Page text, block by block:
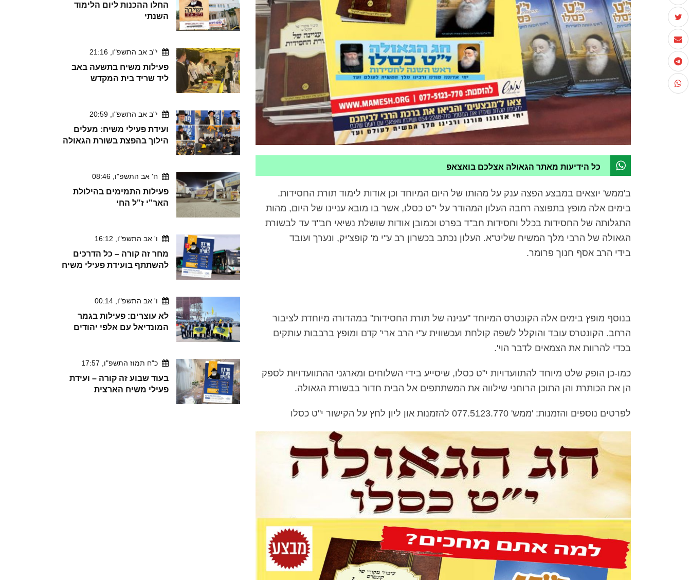
כל הידיעות מאתר הגאולה אצלכם בואצאפ
ב'ממש' יוצאים במבצע הפצה ענק על מהותו של היום המיוחד וכן אודות לימוד תורת החסידות.
בימים אלה מופץ בתפוצה רחבה העלון המהודר על י"ט כסלו, אשר בו מובא עניינו של היום, מהות
התגלותה של החסידות בכלל וחסידות חב"ד בפרט וכמובן אודות שושלת נשיאי חב"ד עד לבשורת
הגאולה של הרבי מלך המשיח שליט"א. העלון נכתב בכשרון רב ע"י מ' קופצ'יק, ונערך ועובד
בידי הרב אסף חנוך פרומר.
בנוסף מופץ בימים אלה הקונטרס המיוחד "ענינה של תורת החסידות" במהדורה מיוחדת לציבור
הרחב. הקונטרס עובד והוקלל לשפה קולחת ועכשווית ע"י הרב ארי' קדם ומופץ ברבבות עותקים
בכדי להרוות את הצמאים לדבר הוי'.
כמו-כן הופק שלט מיוחד להתוועדויות י"ט כסלו, שיסייע בידי השלוחים ומארגני ההתוועדויות לספק
הן את הכותרת והן התוכן הרוחני שילווה את המשתתפים אל הבית חדור בבשורת הגאולה.
לפרטים נוספים והזמנות: 'ממש' 077.5123.770 להזמנות און ליון לחץ על הקישור י''ט כסלו
החלו ההכנות ליום הלימוד
השנתי
י"ב אב התשפ"ו, 21:16
פעילות משיח בתשעה באב
ליד שריד בית המקדש
י"ב אב התשפ"ו, 20:59
ועידת פעילי משיח: מעלים
הילוך בהפצת בשורת הגאולה
ח' אב התשפ"ו, 08:46
פעילות התמימים בהילולת
האר"י ז"ל החי
ו' אב התשפ"ו, 16:12
מחר זה קורה – כל הדרכים
להשתתף בועידת פעילי משיח
ו' אב התשפ"ו, 00:14
לא עוצרים: פעילות בגמר
המונדיאל עם אלפי יהודים
כ"ח תמוז התשפ"ו, 17:57
בעוד שבוע זה קורה – ועידת
פעילי משיח הארצית